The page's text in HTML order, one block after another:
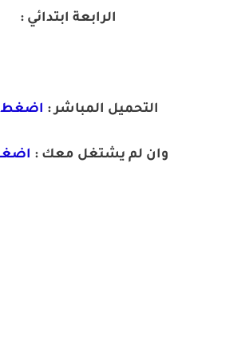
الرابعة ابتدائي :
التحميل المباشر : اضغط
وان لم يشتغل معك :